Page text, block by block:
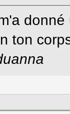
ton